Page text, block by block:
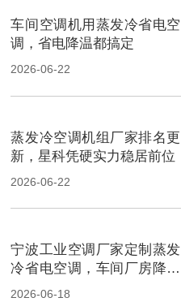
车间空调机用蒸发冷省电空
调，省电降温都搞定
2026-06-22
蒸发冷空调机组厂家排名更
新，星科凭硬实力稳居前位
2026-06-22
宁波工业空调厂家定制蒸发
冷省电空调，车间厂房降温
省电
2026-06-18